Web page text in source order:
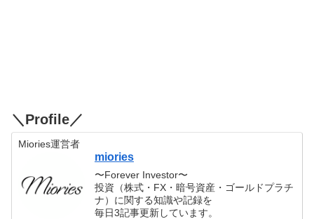
＼Profile／
Miories運営者
miories
〜Forever Investor〜
投資（株式・FX・暗号資産・ゴールドプラチ
ナ）に関する知識や記録を
毎日3記事更新しています。